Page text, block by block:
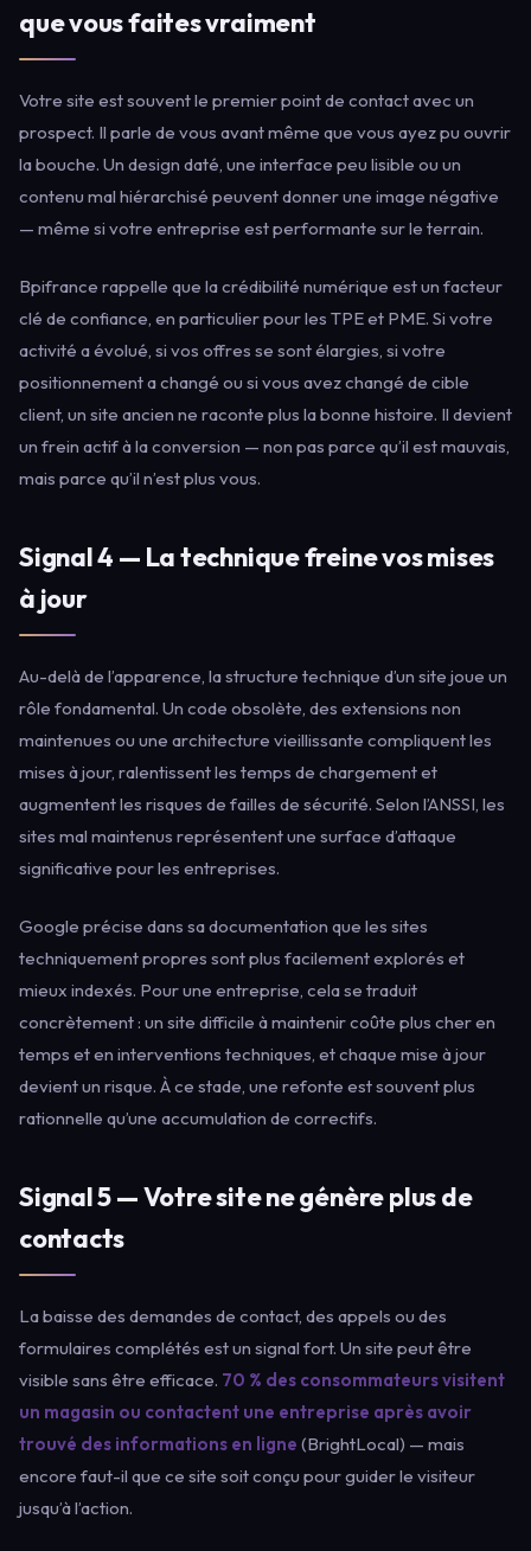
que vous faites vraiment
Votre site est souvent le premier point de contact avec un
prospect. Il parle de vous avant même que vous ayez pu ouvrir
la bouche. Un design daté, une interface peu lisible ou un
contenu mal hiérarchisé peuvent donner une image négative
— même si votre entreprise est performante sur le terrain.
Bpifrance rappelle que la crédibilité numérique est un facteur
clé de confiance, en particulier pour les TPE et PME. Si votre
activité a évolué, si vos offres se sont élargies, si votre
positionnement a changé ou si vous avez changé de cible
client, un site ancien ne raconte plus la bonne histoire. Il devient
un frein actif à la conversion — non pas parce qu’il est mauvais,
mais parce qu’il n’est plus vous.
Signal 4 — La technique freine vos mises
à jour
Au-delà de l’apparence, la structure technique d’un site joue un
rôle fondamental. Un code obsolète, des extensions non
maintenues ou une architecture vieillissante compliquent les
mises à jour, ralentissent les temps de chargement et
augmentent les risques de failles de sécurité. Selon l’ANSSI, les
sites mal maintenus représentent une surface d’attaque
significative pour les entreprises.
Google précise dans sa documentation que les sites
techniquement propres sont plus facilement explorés et
mieux indexés. Pour une entreprise, cela se traduit
concrètement : un site difficile à maintenir coûte plus cher en
temps et en interventions techniques, et chaque mise à jour
devient un risque. À ce stade, une refonte est souvent plus
rationnelle qu’une accumulation de correctifs.
Signal 5 — Votre site ne génère plus de
contacts
La baisse des demandes de contact, des appels ou des
formulaires complétés est un signal fort. Un site peut être
visible sans être efficace. 70 % des consommateurs visitent
un magasin ou contactent une entreprise après avoir
trouvé des informations en ligne (BrightLocal) — mais
encore faut-il que ce site soit conçu pour guider le visiteur
jusqu’à l’action.